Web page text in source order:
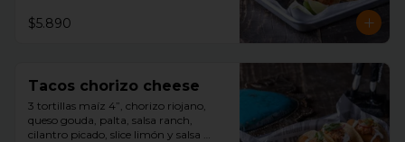
$5.890
Tacos chorizo cheese
3 tortillas maíz 4”, chorizo riojano,
queso gouda, palta, salsa ranch,
cilantro picado, slice limón y salsa